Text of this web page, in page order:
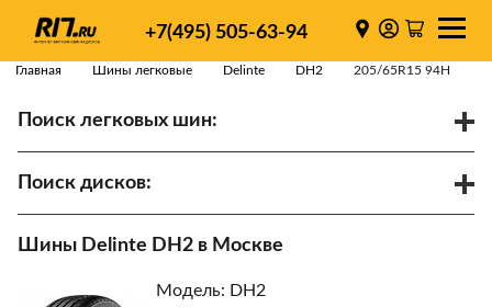
+7(495) 505-63-94
Главная Шины легковые Delinte DH2 205/65R15 94H
Поиск легковых шин:
Поиск дисков:
Найти
Шины Delinte DH2 в Москве
Модель: DH2